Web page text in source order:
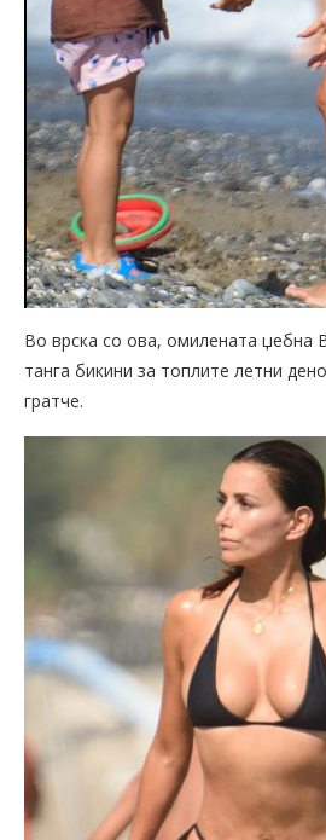
Во врска со ова, омилената џебна
танга бикини за топлите летни
гратче.